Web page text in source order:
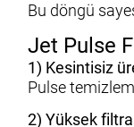
Bu döngü
Jet Pulse
1) Kesintisiz
Pulse
2) Yüksek